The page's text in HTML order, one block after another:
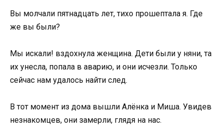
Вы молчали пятнадцать лет, тихо прошептала я. Где
же вы были?
Мы искали! вздохнула женщина. Дети были у няни, та
их унесла, попала в аварию, и они исчезли. Только
сейчас нам удалось найти след.
В тот момент из дома вышли Алёнка и Миша. Увидев
незнакомцев, они замерли, глядя на нас.